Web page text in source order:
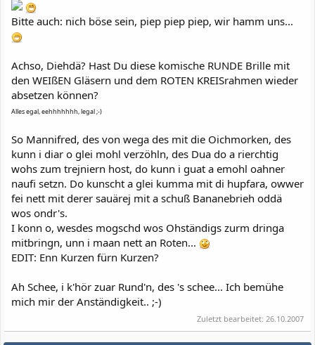
Bitte auch: nich böse sein, piep piep piep, wir hamm uns...
Achso, Diehdä? Hast Du diese komische RUNDE Brille mit
den WEIßEN Gläsern und dem ROTEN KREISrahmen wieder
absetzen können?
Alles egal, eehhhhhhh, legal ;-)
So Mannifred, des von wega des mit die Oichmorken, des
kunn i diar o glei mohl verzöhln, des Dua do a rierchtig
wohs zum trejniern host, do kunn i guat a emohl oahner
naufi setzn. Do kunscht a glei kumma mit di hupfara, owwer
fei nett mit derer sauärej mit a schuß Bananebrieh oddä
wos ondr's.
I konn o, wesdes mogschd wos Ohständigs zurm dringa
mitbringn, unn i maan nett an Roten...
EDIT: Enn Kurzen fürn Kurzen?
Ah Schee, i k'hör zuar Rund'n, des 's schee... Ich bemühe
mich mir der Anständigkeit.. ;-)
Zuletzt bearbeitet: 26.10.2007